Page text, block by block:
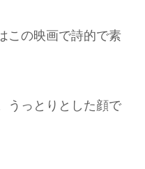
この映画で詩的で素
うっとりとした顔で